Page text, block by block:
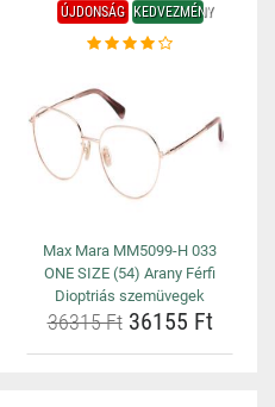
ÚJDONSÁG KEDVEZMÉNY
Max Mara MM5099-H 033
ONE SIZE (54) Arany Férfi
Dioptriás szemüvegek
36315 Ft36155 Ft